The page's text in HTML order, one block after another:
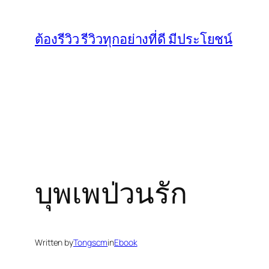
content
ต้องรีวิว รีวิวทุกอย่างที่ดี มีประโยชน์
บุพเพป่วนรัก
Written byTongscminEbook